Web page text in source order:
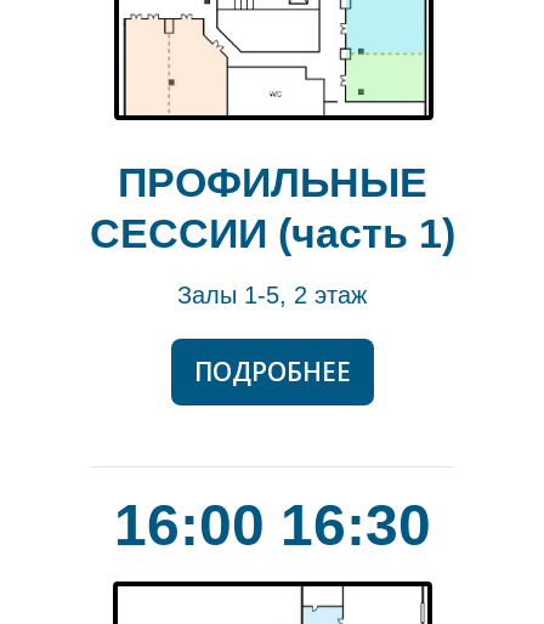
ПОДРОБНЕЕ
ПРОФИЛЬНЫЕ
СЕССИИ (часть 1)
Залы 1-5, 2 этаж
16:00 16:30